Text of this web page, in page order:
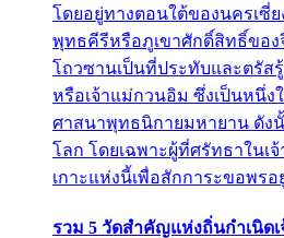
โดยอยู่ทางตอนใต้ของนครเซี่ย
พุทธคีรีหรือภูเขาศักดิ์สิทธิ์ขอ
โถวซานเป็นที่ประทับและตรัส
หรือเจ้าแม่กวนอิม ซึ่งเป็นหนึ่
ศาสนาพุทธนิกายมหายาน ดัง
โลก โดยเฉพาะผู้ที่ศรัทธาในเ
เกาะแห่งนี้เพื่อสักการะขอพร
รวม 5 วัดสำคัญแห่งถิ่นกำเนิด